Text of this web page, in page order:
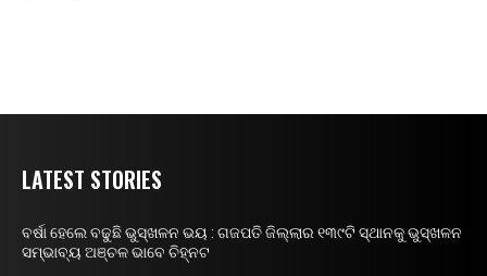
LATEST STORIES
ବର୍ଷା ହେଲେ ବଢୁଛି ଭୁସ୍ଖଳନ ଭୟ : ଗଜପତି ଜିଲ୍ଲାର ୧୩୯ଟି ସ୍ଥାନକୁ ଭୁସ୍ଖଳନ
ସମ୍ଭାବ୍ୟ ଅଞ୍ଚଳ ଭାବେ ଚିହ୍ନଟ